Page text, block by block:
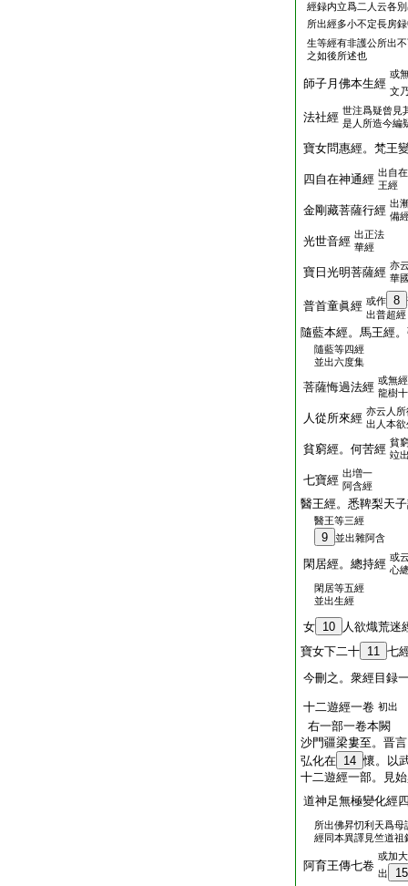
經録内立爲二人云各
所出經多小不定長房
生等經有非護公所出
之如後所述也
師子月佛本生經
或
文
法社經 世注爲疑曾見
是人所造今編
寶女問惠經。梵王
四自在神通經 出自在
王經
金剛藏菩薩行經 出
備
光世音經 出正法
華經
寶日光明菩薩經 亦
華
普首童眞經 或作 8
出普超經
隨藍本經。馬王經
隨藍等四經
並出六度集
菩薩悔過法經 或無
龍樹
人從所來經 亦云人所
出人本欲
貧窮經。何苦經 貧
竝
七寶經 出増一
阿含經
醫王經。悉鞞梨天
醫王等三經
9 並出雜阿含
閑居經。總持經 或
心
閑居等五經
並出生經
女 10
人欲熾荒迷
寶女下二十 11 七
今刪之。衆經目録
十二遊經一卷 初出
右一部一卷本闕
沙門疆梁婁至。晋
弘化在 14 懷。以
十二遊經一部。見
道神足無極變化經
所出佛昇忉利天爲母
經同本異譯見竺道祖
阿育王傳七卷
或加
出
15